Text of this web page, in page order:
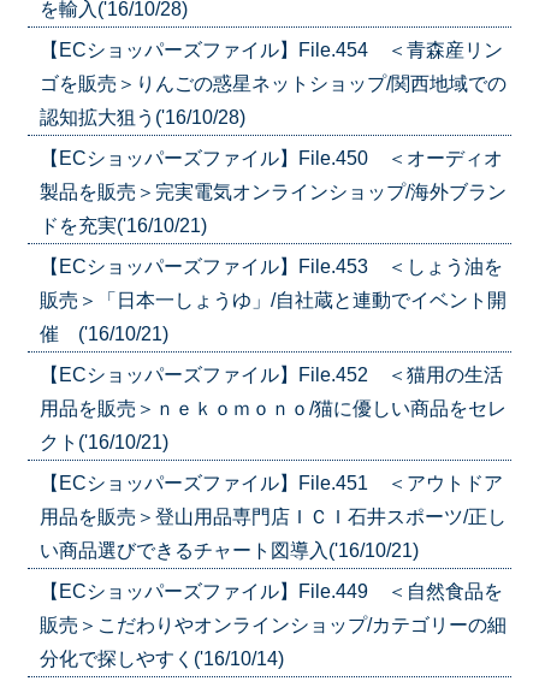
を輸入('16/10/28)
【ECショッパーズファイル】File.454 ＜青森産リン
ゴを販売＞りんごの惑星ネットショップ/関西地域での
認知拡大狙う('16/10/28)
【ECショッパーズファイル】File.450 ＜オーディオ
製品を販売＞完実電気オンラインショップ/海外ブラン
ドを充実('16/10/21)
【ECショッパーズファイル】File.453 ＜しょう油を
販売＞「日本一しょうゆ」/自社蔵と連動でイベント開
催 ('16/10/21)
【ECショッパーズファイル】File.452 ＜猫用の生活
用品を販売＞ｎｅｋｏｍｏｎｏ/猫に優しい商品をセレ
クト('16/10/21)
【ECショッパーズファイル】File.451 ＜アウトドア
用品を販売＞登山用品専門店ＩＣＩ石井スポーツ/正し
い商品選びできるチャート図導入('16/10/21)
【ECショッパーズファイル】File.449 ＜自然食品を
販売＞こだわりやオンラインショップ/カテゴリーの細
分化で探しやすく('16/10/14)